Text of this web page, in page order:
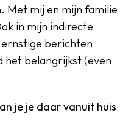
Met mij en mijn familie
in mijn indirecte
berichten
het belangrijkst (even
je je daar vanuit huis